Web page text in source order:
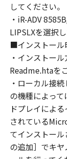
2.
You shall
expressly
shall not
loan,
convert to
modify,
reverse
not have
3.
You shall
してください。
・iR-ADV
LIPSLXを選択
■インストール
・インストー
Readme.htaを
・ローカル接
の機種によっ
ドプレイによ
されている
てインストー
の追加］でキ